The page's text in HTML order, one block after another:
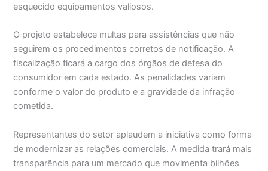
esquecido equipamentos valiosos.
O projeto estabelece multas para assistências que não
seguirem os procedimentos corretos de notificação. A
fiscalização ficará a cargo dos órgãos de defesa do
consumidor em cada estado. As penalidades variam
conforme o valor do produto e a gravidade da infração
cometida.
Representantes do setor aplaudem a iniciativa como forma
de modernizar as relações comerciais. A medida trará mais
transparência para um mercado que movimenta bilhões